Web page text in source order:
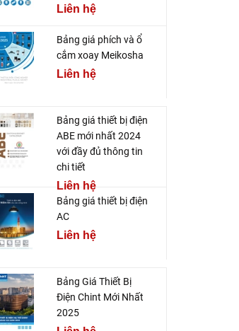
Liên hệ
Bảng giá phích và ổ
cắm xoay Meikosha
Liên hệ
Bảng giá thiết bị điện
ABE mới nhất 2024
với đầy đủ thông tin
chi tiết
Liên hệ
Bảng giá thiết bị điện
AC
Liên hệ
Bảng Giá Thiết Bị
Điện Chint Mới Nhất
2025